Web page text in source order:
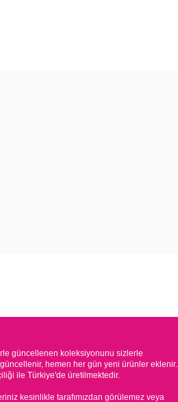
güncellenen koleksiyonunu sizlerle
güncellenir, hemen her gün yeni ürünler eklenir.
ile Türkiye'de üretilmektedir.
kesinlikle tarafımızdan görülemez veya